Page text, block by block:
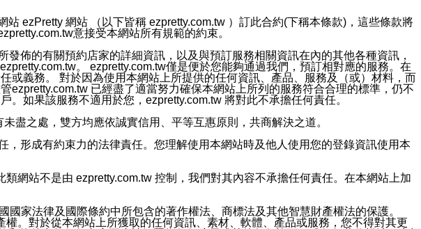
供您參考。您能依照該資料或電子郵件所指示之方法、說明或功能連結，隨時
訊息。
滿足以下三個條件者，將可收到通知型訊息。
ezPretty 網站 （以下皆稱 ezpretty.com.tw ）訂此合約(下稱本條款)，這些條款將
意接受本網站所有規範的約束。
佈的有關預約店家的詳細資訊，以及與預訂服務相關資訊在內的其他各種資訊，
。 ezpretty.com.tw僅是便於您能夠通過我們，預訂相對應的服務。在
或義務。 對於因為使用本網站上所提供的任何資訊、產品、服務及（或）材料，而
已經盡了適當努力確保本網站上所列的服務符合合理的標準，仍不
如果該服務不適用於您，ezpretty.com.tw 將對此不承擔任何責任。
盡之處，雙方均應依誠實信用、平等互惠原則，共商解決之道。
形成有約束力的法律責任。您理解使用本網站時及他人使用您的登錄資訊使用本
網站不是由 ezpretty.com.tw 控制，我們對其內容不承擔任何責任。在本網站上加
家法律及國際條約中所包含的著作權法、商標法及其他智慧財產權法的保護。
。對於從本網站上所獲取的任何資訊、素材、軟體、產品或服務，您不得對其更